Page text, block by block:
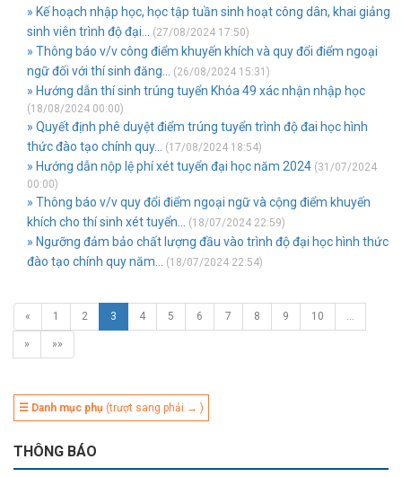
» Kế hoạch nhập học, học tập tuần sinh hoạt công dân, khai giảng
sinh viên trình độ đại...
(27/08/2024 17:50)
» Thông báo v/v công điểm khuyến khích và quy đổi điểm ngoại
ngữ đối với thí sinh đăng...
(26/08/2024 15:31)
» Hướng dẫn thí sinh trúng tuyển Khóa 49 xác nhận nhập học
(18/08/2024 00:00)
» Quyết định phê duyệt điểm trúng tuyển trình độ đai học hình
thức đào tạo chính quy...
(17/08/2024 18:54)
» Hướng dẫn nộp lệ phí xét tuyển đại học năm 2024 (31/07/2024
00:00)
» Thông báo v/v quy đổi điểm ngoại ngữ và cộng điểm khuyến
khích cho thí sinh xét tuyển...
(18/07/2024 22:59)
» Ngưỡng đảm bảo chất lượng đầu vào trình độ đại học hình thức
đào tạo chính quy năm...
(18/07/2024 22:54)
« 1 2 3 4 5 6 7 8 9 10 …
» »»
☰ Danh mục phụ (trượt sang phải → )
THÔNG BÁO